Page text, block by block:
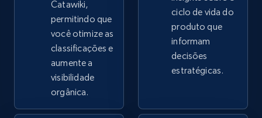
Google Shopping
URL, Product id, Title, Product description,
Rating, Reviews count, Images, Variations, and
more.
Catawiki,
permitindo que
você otimize as
classificações e
aumente a
visibilidade
orgânica.
ciclo de vida do
produto que
informam
decisões
estratégicas.